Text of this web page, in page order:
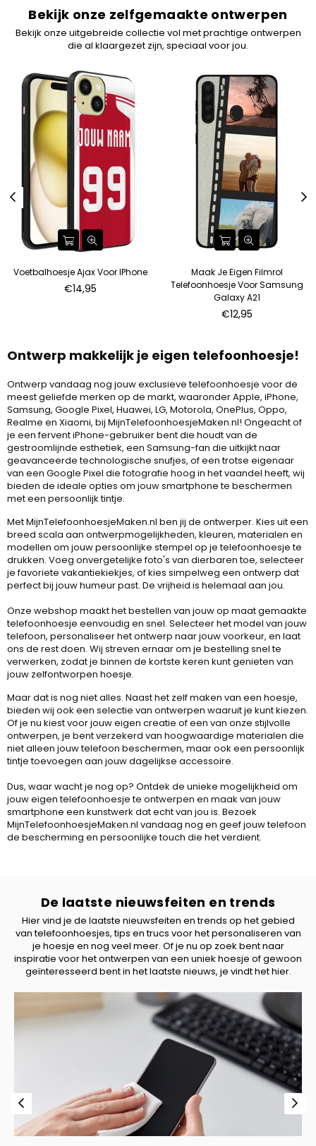
Bekijk onze zelfgemaakte ontwerpen
Bekijk onze uitgebreide collectie vol met prachtige ontwerpen
die al klaargezet zijn, speciaal voor jou.
Voetbalhoesje Ajax Voor IPhone
€14,95
Maak Je Eigen Filmrol
Telefoonhoesje Voor Samsung
Galaxy A21
Normale
€12,95
Ontwerp makkelijk je eigen telefoonhoesje!
Ontwerp vandaag nog jouw exclusieve telefoonhoesje voor de
meest geliefde merken op de markt, waaronder Apple, iPhone,
Samsung, Google Pixel, Huawei, LG, Motorola, OnePlus, Oppo,
Realme en Xiaomi, bij MijnTelefoonhoesjeMaken.nl! Ongeacht of
je een fervent iPhone-gebruiker bent die houdt van de
gestroomlijnde esthetiek, een Samsung-fan die uitkijkt naar
geavanceerde technologische snufjes, of een trotse eigenaar
van een Google Pixel die fotografie hoog in het vaandel heeft, wij
bieden de ideale opties om jouw smartphone te beschermen
met een persoonlijk tintje.
Met MijnTelefoonhoesjeMaken.nl ben jij de ontwerper. Kies uit een
breed scala aan ontwerpmogelijkheden, kleuren, materialen en
modellen om jouw persoonlijke stempel op je telefoonhoesje te
drukken. Voeg onvergetelijke foto's van dierbaren toe, selecteer
je favoriete vakantiekiekjes, of kies simpelweg een ontwerp dat
perfect bij jouw humeur past. De vrijheid is helemaal aan jou.
Onze webshop maakt het bestellen van jouw op maat gemaakte
telefoonhoesje eenvoudig en snel. Selecteer het model van jouw
telefoon, personaliseer het ontwerp naar jouw voorkeur, en laat
ons de rest doen. Wij streven ernaar om je bestelling snel te
verwerken, zodat je binnen de kortste keren kunt genieten van
jouw zelfontworpen hoesje.
Maar dat is nog niet alles. Naast het zelf maken van een hoesje,
bieden wij ook een selectie van ontwerpen waaruit je kunt kiezen.
Of je nu kiest voor jouw eigen creatie of een van onze stijlvolle
ontwerpen, je bent verzekerd van hoogwaardige materialen die
niet alleen jouw telefoon beschermen, maar ook een persoonlijk
tintje toevoegen aan jouw dagelijkse accessoire.
Dus, waar wacht je nog op? Ontdek de unieke mogelijkheid om
jouw eigen telefoonhoesje te ontwerpen en maak van jouw
smartphone een kunstwerk dat echt van jou is. Bezoek
MijnTelefoonhoesjeMaken.nl vandaag nog en geef jouw telefoon
de bescherming en persoonlijke touch die het verdient.
De laatste nieuwsfeiten en trends
Hier vind je de laatste nieuwsfeiten en trends op het gebied
van telefoonhoesjes, tips en trucs voor het personaliseren van
je hoesje en nog veel meer. Of je nu op zoek bent naar
inspiratie voor het ontwerpen van een uniek hoesje of gewoon
geïnteresseerd bent in het laatste nieuws, je vindt het hier.